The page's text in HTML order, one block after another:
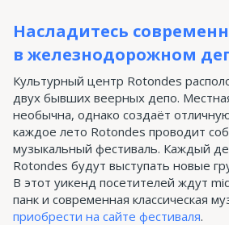
Насладитесь
в железнодорожном
Культурный центр Rotondes
двух бывших веерных депо.
необычна, однако создаёт
каждое лето Rotondes проводит
музыкальный фестиваль. Каждый
Rotondes будут выступать новые
В этот уикенд посетителей ждут
панк и современная классическая
приобрести на сайте фестиваля.